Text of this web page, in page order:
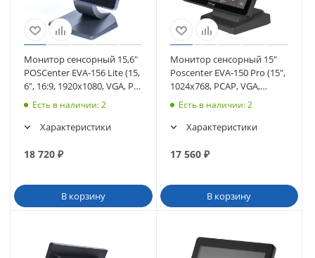
Монитор сенсорный 15,6"
POSCenter EVA-156 Lite (15,
6", 16:9, 1920х1080, VGA, P-
CAP, MSR) (5156)
Есть в наличии: 2
Характеристики
18 720 ₽
В корзину
Монитор сенсорный 15"
Poscenter EVA-150 Pro (15",
1024х768, PCAP, VGA,
HDMI, без MSR) (3567)
Есть в наличии: 2
Характеристики
17 560₽
В корзину